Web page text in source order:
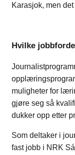
Karasjok, men
Hvilke
muligheter for
gjøre seg så
dukker opp etter
Som deltaker i
fast jobb i NRK